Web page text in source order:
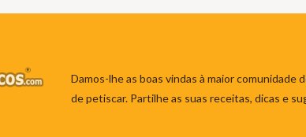
Damos-lhe as boas vindas à maior comunidade
de petiscar. Partilhe as suas receitas, dicas e